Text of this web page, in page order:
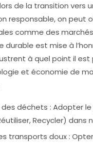
de la transition vers
responsable, on peut
comme des
durable est mise à
à quel point il est
et économie de
déchets : Adopter
Recycler) dans
transports doux: